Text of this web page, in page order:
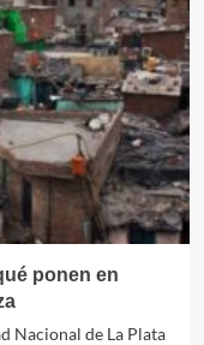
ponen en
Nacional de La Plata